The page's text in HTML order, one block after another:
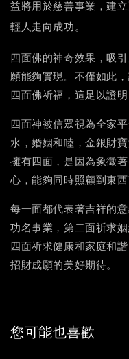
益將用於慈善事業，建
輕人走向成功 。
四面佛的神奇效果 ，吸引
願能夠實現。不僅如此
四面佛祈福，這足以證
四面神被信眾視為全家
水，婚姻和睦，金銀財
擁有四面，是因為象徵
心，能夠同時照顧到東西
每一面都代表著吉祥的
功名事業，第二面祈求
四面祈求健康和家庭和
招財成願的美好期待。
您可能也喜歡